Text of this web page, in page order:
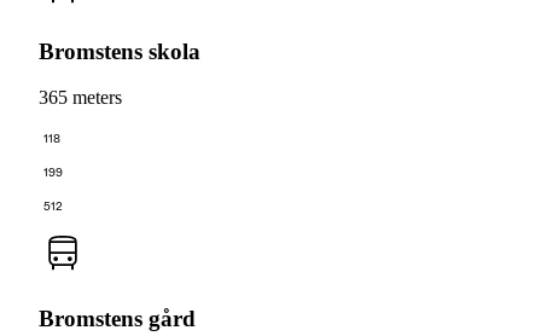
Bromstens skola
365 meters
118
199
512
Bromstens gård